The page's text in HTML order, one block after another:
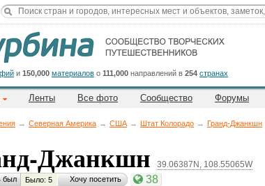
и 150,000 материалов о 111,000 направлений в 254 странах
Ленты Все фото Сообщество Форумы
→ Северная Америка → CША → Штат Колорадо → Гранд-Джанкшн
Джанкшн 39.06387N, 108.55065W
был Было: 5 Хочу посетить 38